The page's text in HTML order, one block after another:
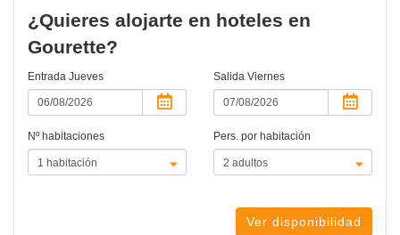
¿Quieres alojarte en hoteles en
Gourette?
Entrada Jueves Salida Viernes
Nº habitaciones Pers. por habitación
Ver disponibilidad